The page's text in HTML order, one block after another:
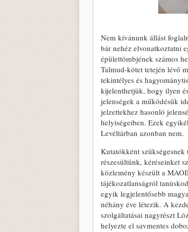
Nem kívánunk állást
bár nehéz elvonatkoztatni
épülettömbjének számos
Talmud-kötet tetején lévő
tekintélyes és
kijelenthetjük, hogy ilyen
jelenségek a működésük
jelzettekhez hasonló
helyiségeiben. Ezek
Levéltárban azonban nem.
Kutatókként szükségesnek
részesültünk, kéréseinket
közlemény készült a
tájékozatlanságról
egyik legjelentősebb
néhány éve létezik. A
szolgáltatásai nagyrészt
helyezte el savmentes